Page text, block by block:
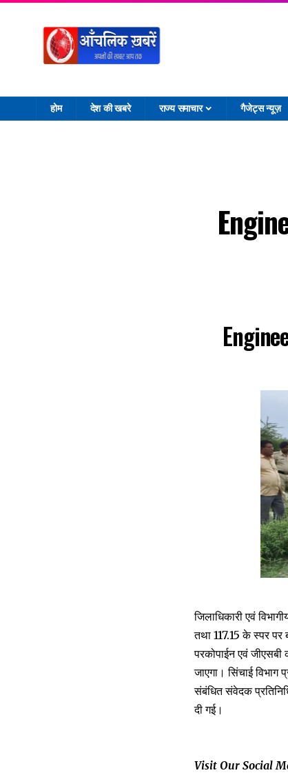
होम देश की खबरे राज्य समाचार गैजेट्स न्यूज़
जिलाधिकारी एवं
तथा 117.15 के स्पर पर
परकोपाईन एवं
जाएगा। सिंचाई विभाग
संबंधित संवेदक
दी गई।
Visit Our Social